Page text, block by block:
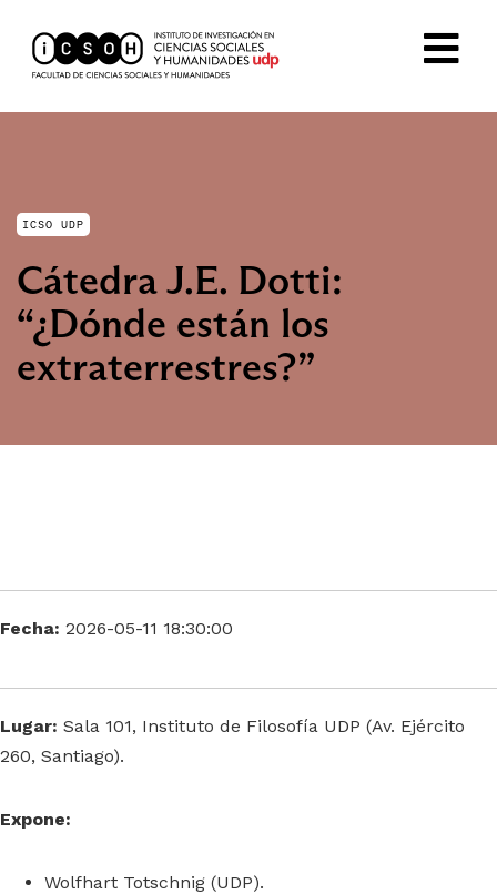
ICSO UDP
Cátedra J.E. Dotti:
“¿Dónde están los
extraterrestres?”
Fecha: 2026-05-11 18:30:00
Lugar: Sala 101, Instituto de Filosofía UDP (Av. Ejército
260, Santiago).
Expone:
Wolfhart Totschnig (UDP).